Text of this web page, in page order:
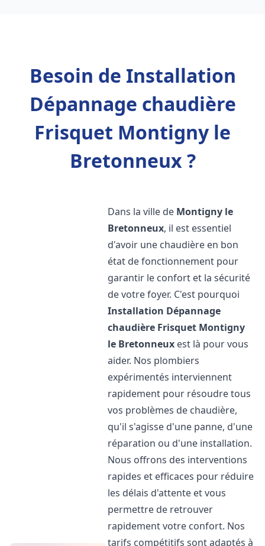
Besoin de Installation
Dépannage chaudière
Frisquet Montigny le
Bretonneux ?
Dans la ville de Montigny le
Bretonneux, il est essentiel
d'avoir une chaudière en bon
état de fonctionnement pour
garantir le confort et la sécurité
de votre foyer. C'est pourquoi
Installation Dépannage
chaudière Frisquet Montigny
le Bretonneux est là pour vous
aider. Nos plombiers
expérimentés interviennent
rapidement pour résoudre tous
vos problèmes de chaudière,
qu'il s'agisse d'une panne, d'une
réparation ou d'une installation.
Nous offrons des interventions
rapides et efficaces pour réduire
les délais d'attente et vous
permettre de retrouver
rapidement votre confort. Nos
tarifs compétitifs sont adaptés à